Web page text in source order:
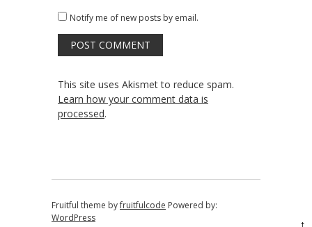
Notify me of new posts by email.
This site uses Akismet to reduce spam.
Learn how your comment data is
processed.
Fruitful theme byfruitfulcode Powered by:
WordPress